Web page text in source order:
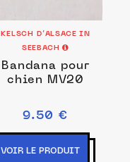
KELSCH D’ALSACE IN
SEEBACH
Bandana pour
chien MV20
9.50 €
VOIR LE PRODUIT